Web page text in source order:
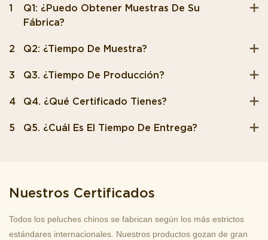
1
Q1: ¿Puedo Obtener Muestras De Su
Fábrica?
2 Q2: ¿Tiempo De Muestra?
3 Q3. ¿Tiempo De Producción?
4 Q4. ¿Qué Certificado Tienes?
5 Q5. ¿Cuál Es El Tiempo De Entrega?
Nuestros Certificados
Todos los peluches chinos se fabrican según los más estrictos
estándares internacionales. Nuestros productos gozan de gran